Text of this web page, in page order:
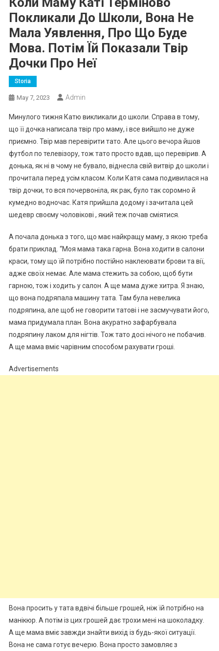
Покликали До Школи, Вона Не
Мала Уявлення, Про Що Буде
Мова. Потім Їй Показали Твір
Дочки Про Неї
Storia
May 7, 2023 Admin
Минулого тижня Катю викликали до школи. Справа в тому,
що її дочка написала твір про маму, і все вийшло не дуже
приємно. Твір мав перевірити тато. Але цього вечора йшов
футбол по телевізору, тож тато просто вдав, що перевірив. А
донька, як ні в чому не бувало, віднесла свій витвір до школи і
прочитала перед усім класом. Коли Катя сама подивилася на
твір дочки, то вся почервоніла, як рак, було так соромно й
кумедно водночас. Катя прийшла додому і зачитала цей
шедевр своєму чоловікові , який теж почав сміятися.
А почала донька з того, що має найкращу маму, з якою треба
брати приклад. “Моя мама така гарна. Вона ходити в салони
краси, тому що їй потрібно постійно наклеювати брови та вії,
адже своїх немає. Але мама стежить за собою, щоб бути
гарною, тож і ходить у салон. А ще мама дуже хитра. Я знаю,
що вона подряпала машину тата. Там була невелика
подряпина, але щоб не говорити татові і не засмучувати його,
мама придумала план. Вона акуратно зафарбувала
подряпину лаком для нігтів. Тож тато досі нічого не побачив.
А ще мама вміє чарівним способом рахувати гроші.
Advertisements
Вона просить у тата вдвічі більше грошей, ніж їй потрібно на
манікюр. А потім із цих грошей дає трохи мені на шоколадку.
А ще мама вміє завжди знайти вихід із будь-якої ситуації.
Вона не сама готує вечерю. Вона просто замовляє з